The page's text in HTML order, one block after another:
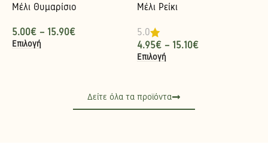
Μέλι Θυμαρίσιο
5.00€ – 15.90€
Επιλογή
Μέλι Ρείκι
5.0
4.95€ – 15.10€
Επιλογή
Δείτε όλα τα προϊόντα